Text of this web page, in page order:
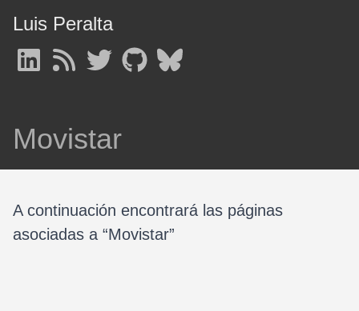
Luis Peralta
Movistar
A continuación encontrará las páginas
asociadas a “Movistar”